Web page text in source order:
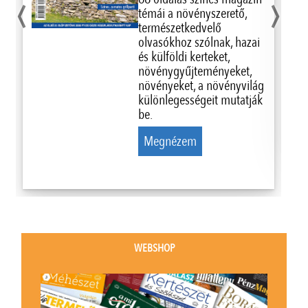
témái a növényszerető,
természetkedvelő
olvasókhoz szólnak, hazai
és külföldi kerteket,
növénygyűjteményeket,
növényeket, a növényvilág
különlegességeit mutatják
be.
Megnézem
WEBSHOP